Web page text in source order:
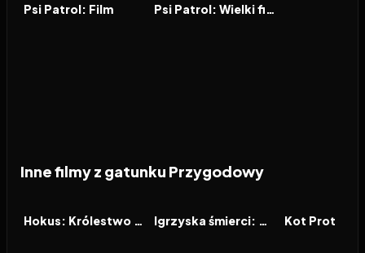
FILM
Psi Patrol: Film FILM Psi Patrol: Wielki film
Inne filmy z gatunku Przygodowy
FILM Hokus: Królestwo magii FILM Igrzyska śmierci: Wschód słońca w dniu dożynek FILM
Kot Prot